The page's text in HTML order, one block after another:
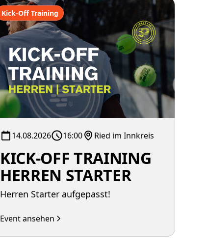
Kick-Off Training
14.08.2026 16:00 Ried im Innkreis
KICK-OFF TRAINING
HERREN STARTER
Herren Starter aufgepasst!
Event ansehen